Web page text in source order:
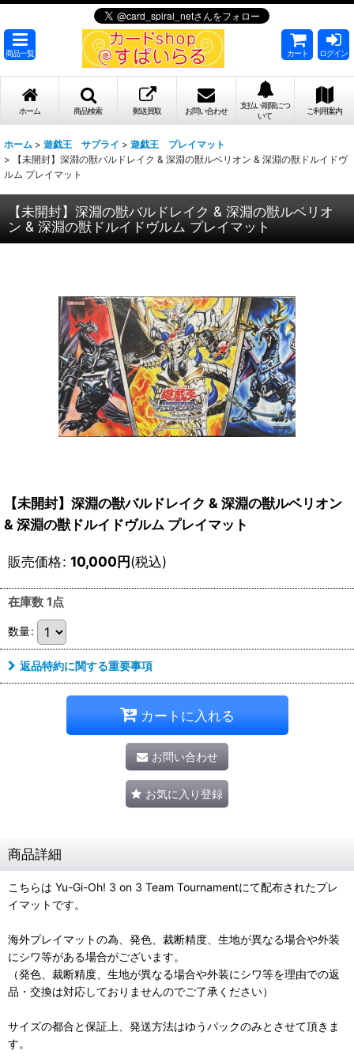
商品一覧 カート ログイン
ホーム 商品検索 郵送買取 お問い合わせ
支払い期限につ
いて
ご利用案内
ホーム > 遊戯王 サプライ > 遊戯王 プレイマット
>
【未開封】深淵の獣バルドレイク & 深淵の獣ルベリオン & 深淵の獣ドルイドヴ
ルム プレイマット
【未開封】深淵の獣バルドレイク & 深淵の獣ルベリオ
ン & 深淵の獣ドルイドヴルム プレイマット
【未開封】深淵の獣バルドレイク & 深淵の獣ルベリオン
& 深淵の獣ドルイドヴルム プレイマット
販売価格: 10,000円(税込)
在庫数 1点
数量:
返品特約に関する重要事項
カートに入れる
お問い合わせ
お気に入り登録
商品詳細
こちらは Yu-Gi-Oh! 3 on 3 Team Tournamentにて配布されたプレ
イマットです。
海外プレイマットの為、発色、裁断精度、生地が異なる場合や外装
にシワ等がある場合がございます。
（発色、裁断精度、生地が異なる場合や外装にシワ等を理由での返
品・交換は対応しておりませんのでご了承ください）
サイズの都合と保証上、発送方法はゆうパックのみとさせて頂きま
す。